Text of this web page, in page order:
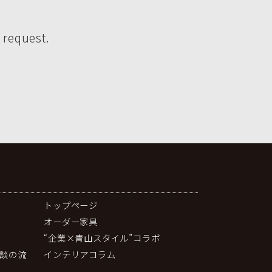
トップページ
オーダー家具
“企業×青山スタイル”コラボ
の流
インテリアコラム